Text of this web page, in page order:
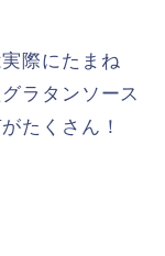
際にたまね
ラタンソース
たくさん！